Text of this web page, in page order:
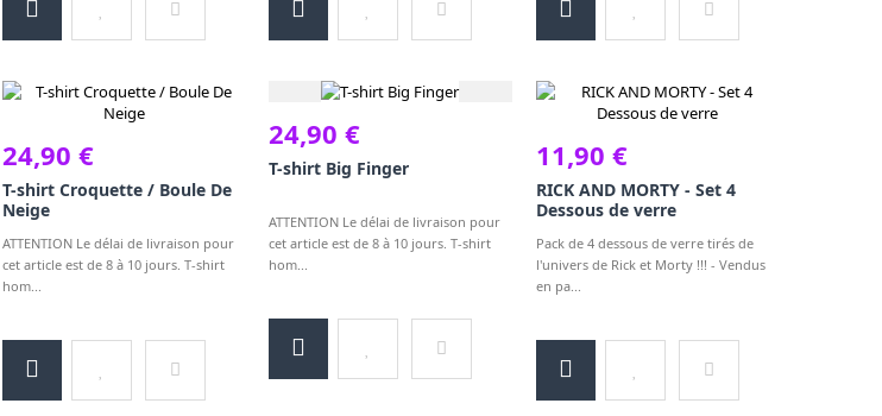
24,90 €
T-shirt Croquette / Boule De
Neige
ATTENTION Le délai de livraison pour
cet article est de 8 à 10 jours. T-shirt
hom...
24,90 €
T-shirt Big Finger
ATTENTION Le délai de livraison pour
cet article est de 8 à 10 jours. T-shirt
hom...
11,90 €
RICK AND MORTY - Set 4
Dessous de verre
Pack de 4 dessous de verre tirés de
l'univers de Rick et Morty !!! - Vendus
en pa...